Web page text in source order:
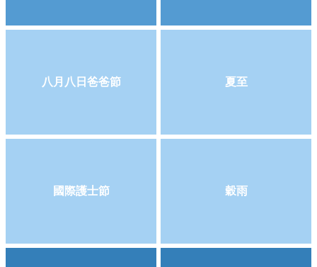
八月八日爸爸節 夏至
國際護士節 穀雨